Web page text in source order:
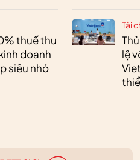
thuế thu
doanh
siêu nhỏ
Tài
lệ